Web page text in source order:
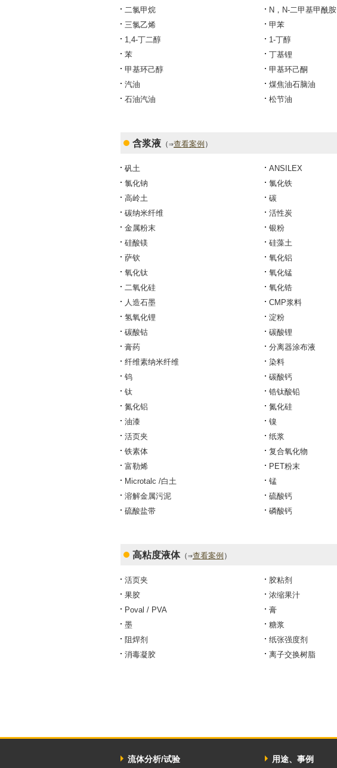
二氯甲烷
N，N-二甲基甲酰胺
三氯乙烯
甲苯
1,4-丁二醇
1-丁醇
苯
丁基锂
甲基环己醇
甲基环己酮
汽油
煤焦油石脑油
石油汽油
松节油
含浆液 （⇒查看案例 ）
矾土 ANSILEX
氯化钠
氯化铁
高岭土
碳
碳纳米纤维
活性炭
金属粉末
银粉
硅酸镁
硅藻土
萨钦
氧化铝
氧化钛
氧化锰
二氧化硅
氧化锆
人造石墨
CMP浆料
氢氧化锂
淀粉
碳酸钴
碳酸锂
膏药
分离器涂布液
纤维素纳米纤维
染料
钨
碳酸钙
钛
锆钛酸铅
氮化铝
氮化硅
油漆
镍
活页夹
纸浆
铁素体
复合氧化物
富勒烯
PET粉末
Microtalc /白土
锰
溶解金属污泥
硫酸钙
硫酸盐带
磷酸钙
高粘度液体（⇒查看案例 ）
活页夹 胶粘剂
果胶
浓缩果汁
Poval / PVA
膏
墨
糖浆
阻焊剂
纸张强度剂
消毒凝胶
离子交换树脂
流体分析/试验 用途、事例